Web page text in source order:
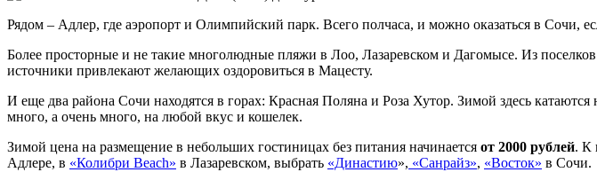
Рядом – Адлер, где аэропорт и Олимпийский парк. Всего полчаса, и можно оказаться в Сочи,
Более просторные и не такие многолюдные пляжи в Лоо, Лазаревском и Дагомысе. Из
источники привлекают желающих оздоровиться в Мацесту.
И еще два района Сочи находятся в горах: Красная Поляна и Роза Хутор. Зимой здесь
много, а очень много, на любой вкус и кошелек.
Зимой цена на размещение в небольших гостиницах без питания начинается от 2000 рублей. К
Адлере, в «Колибри Beach» в Лазаревском, выбрать «Династию», «Санрайз», «Восток» в Сочи.